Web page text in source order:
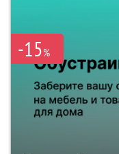
-15%